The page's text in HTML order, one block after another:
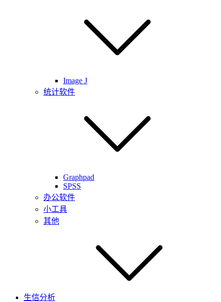
Image J
统计软件
Graphpad
SPSS
办公软件
小工具
其他
生信分析